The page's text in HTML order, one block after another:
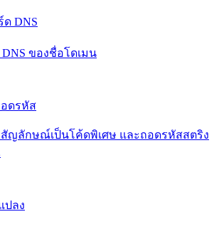
ด DNS
ของชื่อโดเมน
อดรหัส
ญลักษณ์เป็นโค้ดพิเศษ และถอดรหัสสตริง
ปลง